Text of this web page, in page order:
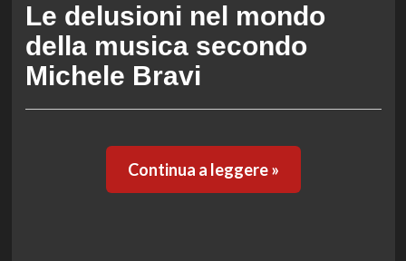
Le delusioni nel mondo
della musica secondo
Michele Bravi
Continua a leggere »